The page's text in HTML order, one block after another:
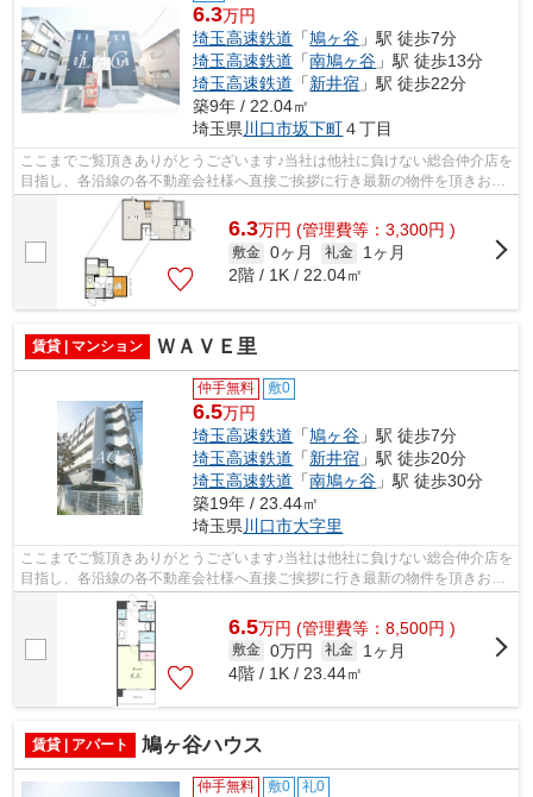
6.3万円
埼玉高速鉄道 「鳩ヶ谷 」駅 徒歩7分
埼玉高速鉄道 「南鳩ヶ谷 」駅 徒歩13分
埼玉高速鉄道 「新井宿 」駅 徒歩22分
築9年 / 22.04㎡
埼玉県 川口市坂下町４丁目
ここまでご覧頂きありがとうございます♪当社は他社に負けない総合仲介店を
目指し、各沿線の各不動産会社様へ直接ご挨拶に行き最新の物件を頂きお客
様へ提供しております！最新の情報は...
6.3万円 (管理費等：3,300円 )
敷金 0ヶ月 礼金
1ヶ月
2階 / 1K / 22.04㎡
賃貸 | マンション ＷＡＶＥ里
仲手無料 敷0
6.5万円
埼玉高速鉄道 「鳩ヶ谷 」駅 徒歩7分
埼玉高速鉄道 「新井宿 」駅 徒歩20分
埼玉高速鉄道 「南鳩ヶ谷 」駅 徒歩30分
築19年 / 23.44㎡
埼玉県川口市大字里
ここまでご覧頂きありがとうございます♪当社は他社に負けない総合仲介店を
目指し、各沿線の各不動産会社様へ直接ご挨拶に行き最新の物件を頂きお客
様へ提供しております！最新の情報は...
6.5万円 (管理費等：8,500円 )
敷金 0万円 礼金
1ヶ月
4階 / 1K / 23.44㎡
賃貸 | アパート 鳩ヶ谷ハウス
仲手無料 敷0 礼0